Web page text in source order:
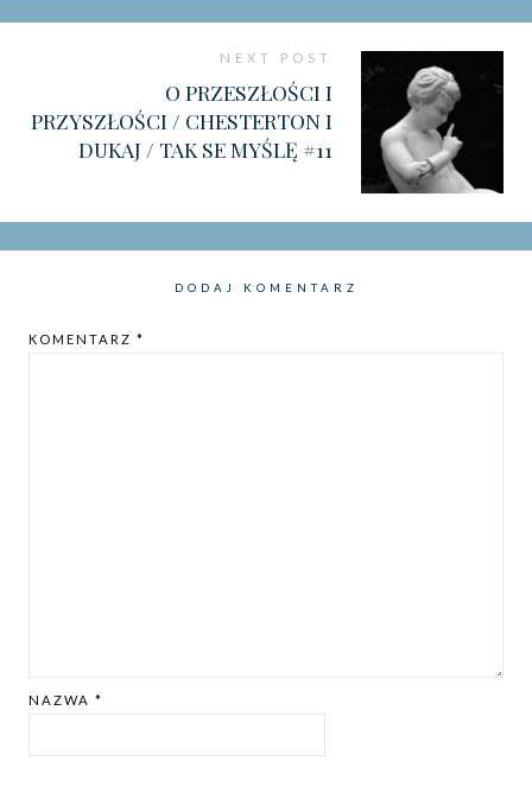
NEXT POST
O PRZESZŁOŚCI I
PRZYSZŁOŚCI / CHESTERTON I
DUKAJ / TAK SE MYŚLĘ #11
DODAJ KOMENTARZ
KOMENTARZ *
NAZWA *